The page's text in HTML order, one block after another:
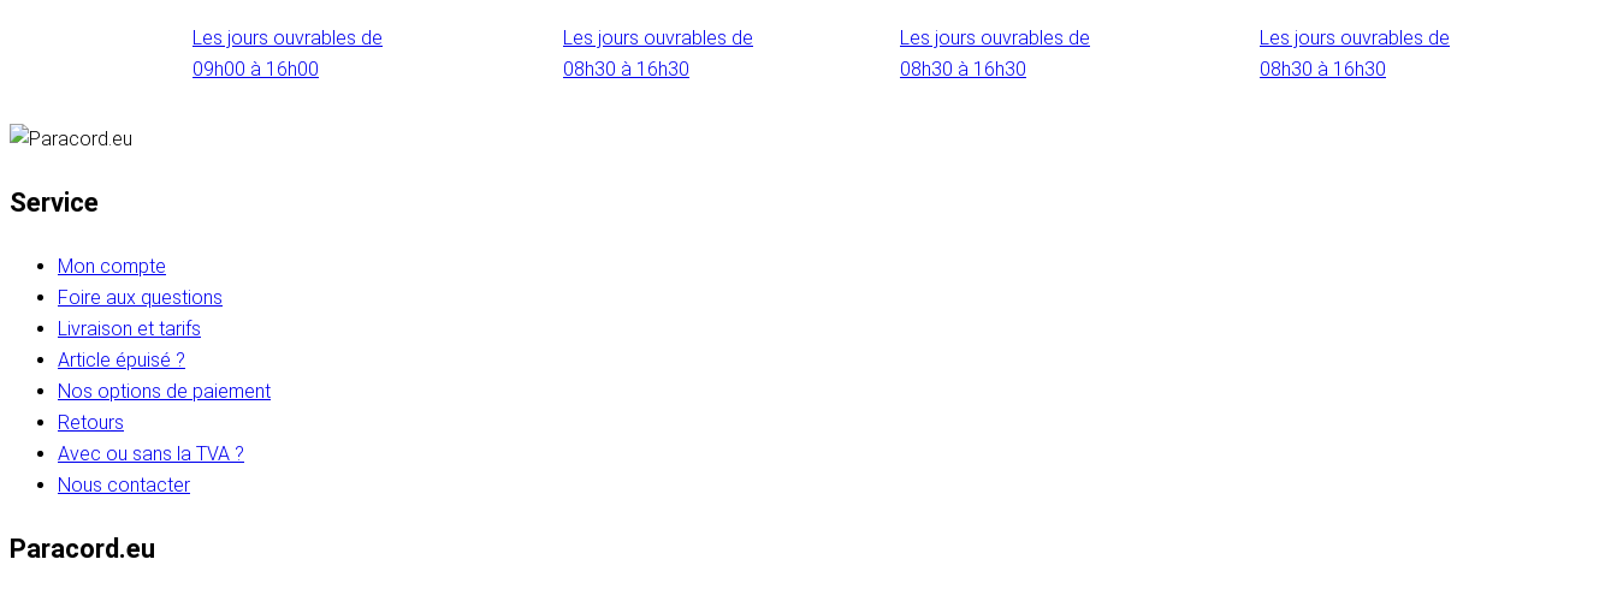
Les jours ouvrables de
09h00 à 16h00
Les jours ouvrables de
08h30 à 16h30
Les jours ouvrables de
08h30 à 16h30
Les jours ouvrables de
08h30 à 16h30
Service
Mon compte
Foire aux questions
Livraison et tarifs
Article épuisé ?
Nos options de paiement
Retours
Avec ou sans la TVA ?
Nous contacter
Paracord.eu